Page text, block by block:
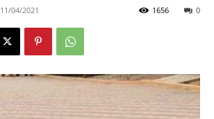
11/04/2021 0
1656